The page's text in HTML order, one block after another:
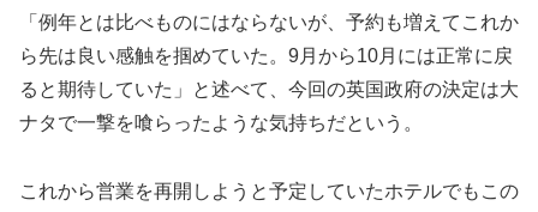
「例年とは比べものにはならないが、予約も増えてこれか
ら先は良い感触を掴めていた。9月から10月には正常に戻
ると期待していた」と述べて、今回の英国政府の決定は大
ナタで一撃を喰らったような気持ちだという。
これから営業を再開しようと予定していたホテルでもこの